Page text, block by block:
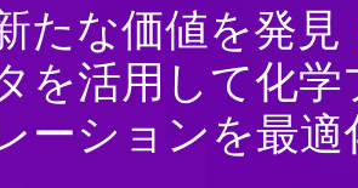
たな価値を発見
を活用して化
ーションを最